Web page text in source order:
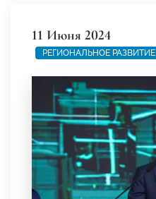
11 Июня 2024
РЕГИОНАЛЬНОЕ РАЗВИТИЕ